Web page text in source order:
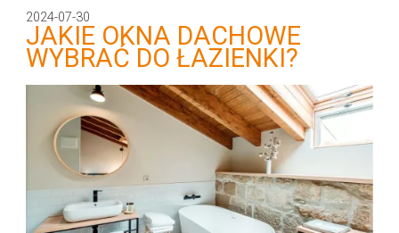
2024-07-30
JAKIE OKNA DACHOWE
WYBRAĆ DO ŁAZIENKI?